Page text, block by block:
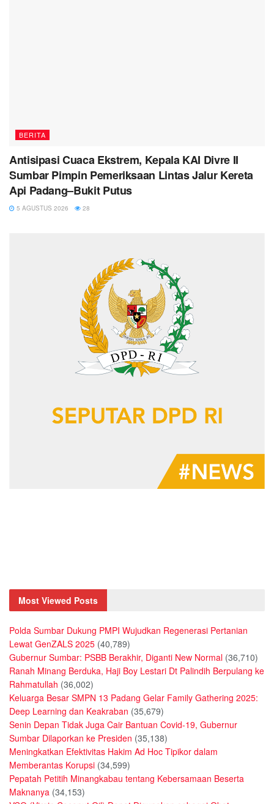
BERITA
Antisipasi Cuaca Ekstrem, Kepala KAI Divre II
Sumbar Pimpin Pemeriksaan Lintas Jalur Kereta
Api Padang–Bukit Putus
5 AGUSTUS 2026 28
Most Viewed Posts
Polda Sumbar Dukung PMPI Wujudkan Regenerasi Pertanian
Lewat GenZALS 2025 (40,789)
Gubernur Sumbar: PSBB Berakhir, Diganti New Normal (36,710)
Ranah Minang Berduka, Haji Boy Lestari Dt Palindih Berpulang ke
Rahmatullah (36,002)
Keluarga Besar SMPN 13 Padang Gelar Family Gathering 2025:
Deep Learning dan Keakraban (35,679)
Senin Depan Tidak Juga Cair Bantuan Covid-19, Gubernur
Sumbar Dilaporkan ke Presiden (35,138)
Meningkatkan Efektivitas Hakim Ad Hoc Tipikor dalam
Memberantas Korupsi (34,599)
Pepatah Petitih Minangkabau tentang Kebersamaan Beserta
Maknanya (34,153)